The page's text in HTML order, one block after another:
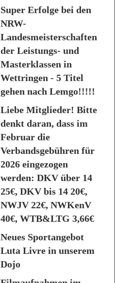
Super Erfolge bei den
NRW-
Landesmeisterschaften
der Leistungs- und
Masterklassen in
Wettringen - 5 Titel
gehen nach Lemgo!!!!!
Liebe Mitglieder! Bitte
denkt daran, dass im
Februar die
Verbandsgebühren für
2026 eingezogen
werden: DKV über 14
25€, DKV bis 14 20€,
NWJV 22€, NWKenV
40€, WTB&LTG 3,66€
Neues Sportangebot
Luta Livre in unserem
Dojo